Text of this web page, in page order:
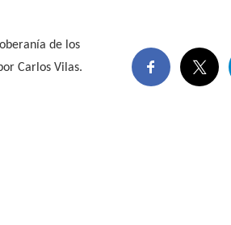
de los
Carlos Vilas.